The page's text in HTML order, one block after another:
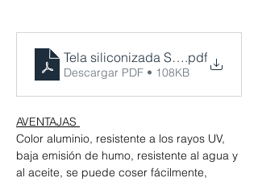
Tela siliconizada Silver (1)
.pdf
Descargar PDF • 108KB
AVENTAJAS
Color aluminio, resistente a los rayos UV,
baja emisión de humo, resistente al agua y
al aceite, se puede coser fácilmente,